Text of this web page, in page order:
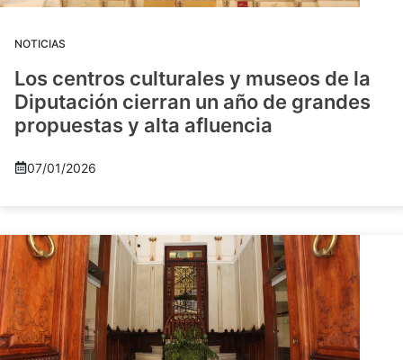
NOTICIAS
Los centros culturales y museos de la
Diputación cierran un año de grandes
propuestas y alta afluencia
07/01/2026